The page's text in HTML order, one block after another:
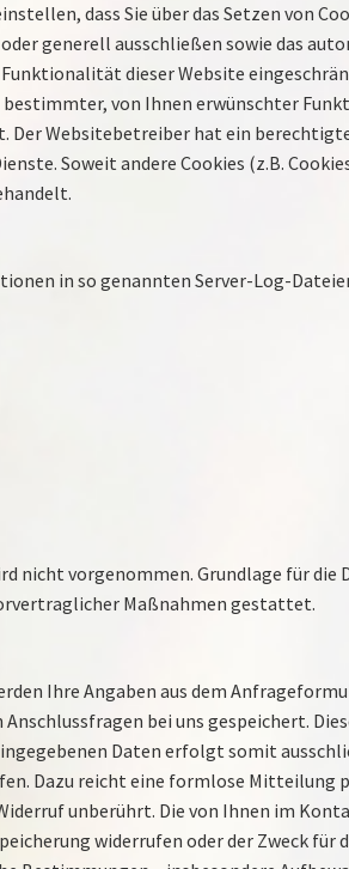
dass Sie über das Setzen von
generell ausschließen sowie das
dieser Website
von Ihnen erwünschter
Der Websitebetreiber hat ein
Soweit andere Cookies (z.B.
in so genannten Server-Log-
vorgenommen. Grundlage für die
Maßnahmen gestattet.
Ihre Angaben aus dem
bei uns gespeichert.
Daten erfolgt somit
Dazu reicht eine formlose Mitteilung
unberührt. Die von Ihnen im
widerrufen oder der Zweck